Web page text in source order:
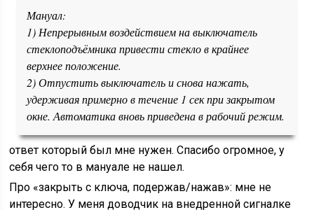
Мануал:
1) Непрерывным воздействием на выключатель
стеклоподъёмника привести стекло в крайнее
верхнее положение.
2) Отпустить выключатель и снова нажать,
удерживая примерно в течение 1 сек при закрытом
окне. Автоматика вновь приведена в рабочий режим.
ответ который был мне нужен. Спасибо огромное, у
себя чего то в мануале не нашел.
Про «закрыть с ключа, подержав/нажав»: мне не
интересно. У меня доводчик на внедренной сигналке